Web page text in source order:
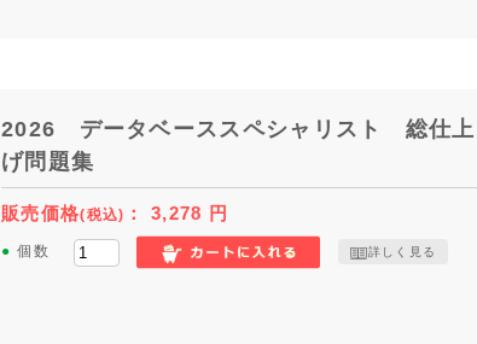
2026 データベーススペシャリスト 総仕上
げ問題集
販売価格(税込) ：3,278 円
● 個数 詳しく見る